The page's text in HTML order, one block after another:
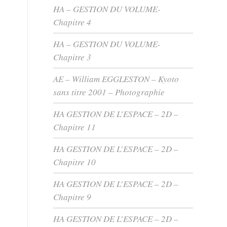
HA – GESTION DU VOLUME-
Chapitre 4
HA – GESTION DU VOLUME-
Chapitre 3
AE – William EGGLESTON – Kyoto
sans titre 2001 – Photographie
HA GESTION DE L’ESPACE – 2D –
Chapitre 11
HA GESTION DE L’ESPACE – 2D –
Chapitre 10
HA GESTION DE L’ESPACE – 2D –
Chapitre 9
HA GESTION DE L’ESPACE – 2D –